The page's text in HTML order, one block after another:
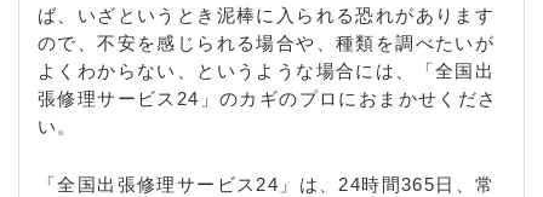
ば、いざというとき泥棒に入られる恐れがあります
ので、不安を感じられる場合や、種類を調べたいが
よくわからない、というような場合には、「全国出
張修理サービス24」のカギのプロにおまかせくださ
い。
「全国出張修理サービス24」は、24時間365日、常